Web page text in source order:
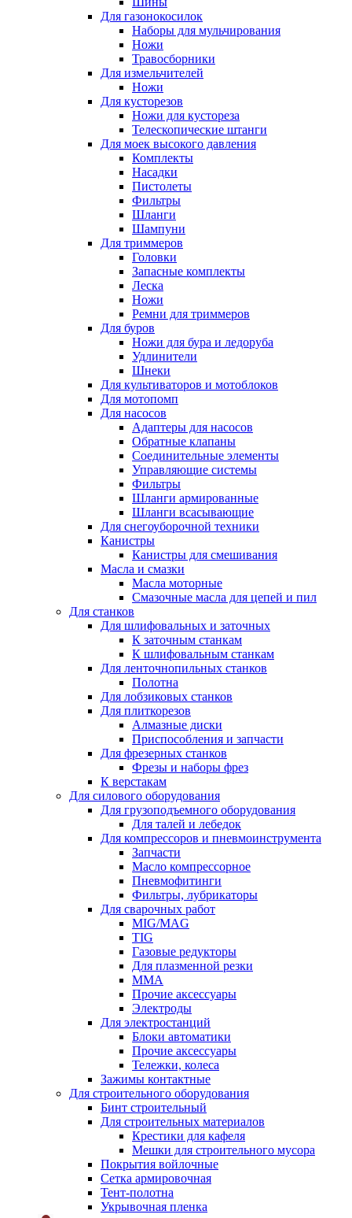
Для газонокосилок
Наборы для мульчирования
Ножи
Травосборники
Для измельчителей
Ножи
Для кусторезов
Ножи для кустореза
Телескопические штанги
Для моек высокого давления
Комплекты
Насадки
Пистолеты
Фильтры
Шланги
Шампуни
Для триммеров
Головки
Запасные комплекты
Леска
Ножи
Ремни для триммеров
Для буров
Ножи для бура и ледоруба
Удлинители
Шнеки
Для культиваторов и мотоблоков
Для мотопомп
Для насосов
Адаптеры для насосов
Обратные клапаны
Соединительные элементы
Управляющие системы
Фильтры
Шланги армированные
Шланги всасывающие
Для снегоуборочной техники
Канистры
Канистры для смешивания
Масла и смазки
Масла моторные
Смазочные масла для цепей и пил
Для станков
Для шлифовальных и заточных
К заточным станкам
К шлифовальным станкам
Для ленточнопильных станков
Полотна
Для лобзиковых станков
Для плиткорезов
Алмазные диски
Приспособления и запчасти
Для фрезерных станков
Фрезы и наборы фрез
К верстакам
Для силового оборудования
Для грузоподъемного оборудования
Для талей и лебедок
Для компрессоров и пневмоинструмента
Запчасти
Масло компрессорное
Пневмофитинги
Фильтры, лубрикаторы
Для сварочных работ
MIG/MAG
TIG
Газовые редукторы
Для плазменной резки
ММА
Прочие аксессуары
Электроды
Для электростанций
Блоки автоматики
Прочие аксессуары
Тележки, колеса
Зажимы контактные
Для строительного оборудования
Бинт строительный
Для строительных материалов
Крестики для кафеля
Мешки для строительного мусора
Покрытия войлочные
Сетка армировочная
Тент-полотна
Укрывочная пленка